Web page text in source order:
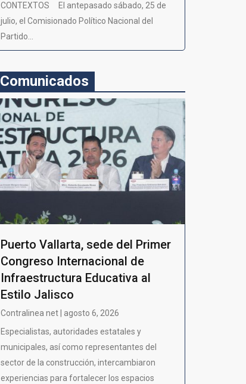
CONTEXTOS El antepasado sábado, 25 de
julio, el Comisionado Político Nacional del
Partido...
Comunicados
Puerto Vallarta, sede del Primer
Congreso Internacional de
Infraestructura Educativa al
Estilo Jalisco
Contralinea net | agosto 6, 2026
Especialistas, autoridades estatales y
municipales, así como representantes del
sector de la construcción, intercambiaron
experiencias para fortalecer los espacios